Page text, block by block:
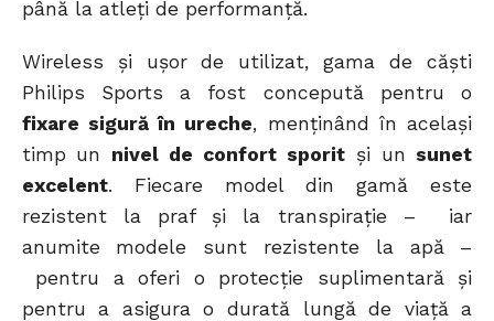
până la atleți de performanță.
Wireless și ușor de utilizat, gama de căști
Philips Sports a fost concepută pentru o
fixare sigură în ureche, menținând în același
timp un nivel de confort sporitși un sunet
excelent. Fiecare model din gamă este
rezistent la praf și la transpirație – iar
anumite modele sunt rezistente la apă –
pentru a oferi o protecție suplimentară și
pentru a asigura o durată lungă de viață a